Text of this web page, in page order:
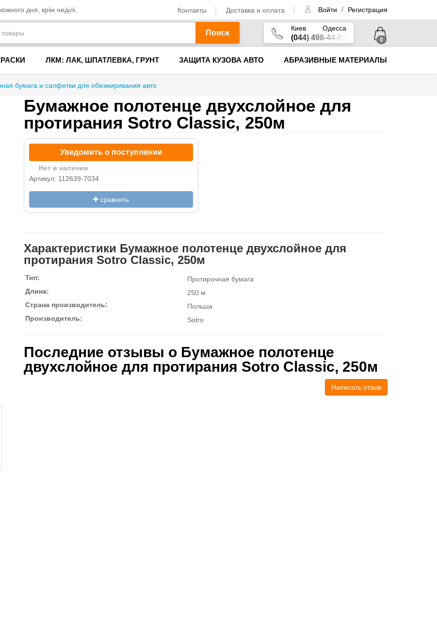
дня, крім неділі. Контакты Доставка и оплата Войти / Регистрация
Поиск
Киев Одесса
(044) 498-44-89 0
ЛКМ: ЛАК, ШПАТЛЕВКА, ГРУНТ ЗАЩИТА КУЗОВА АВТО АБРАЗИВНЫЕ МАТЕРИАЛЫ
бумага и салфетки для обезжиривания авто
Бумажное полотенце двухслойное для
протирания Sotro Classic, 250м
Уведомить о поступлении
Нет в наличии
Артикул: 112639-7034
сравнить
Характеристики Бумажное полотенце двухслойное для
протирания Sotro Classic, 250м
Тип:
Протирочная бумага
Длина:
250 м
Страна производитель:
Польша
Производитель:
Sotro
Последние отзывы о Бумажное полотенце
двухслойное для протирания Sotro Classic, 250м
Написать отзыв